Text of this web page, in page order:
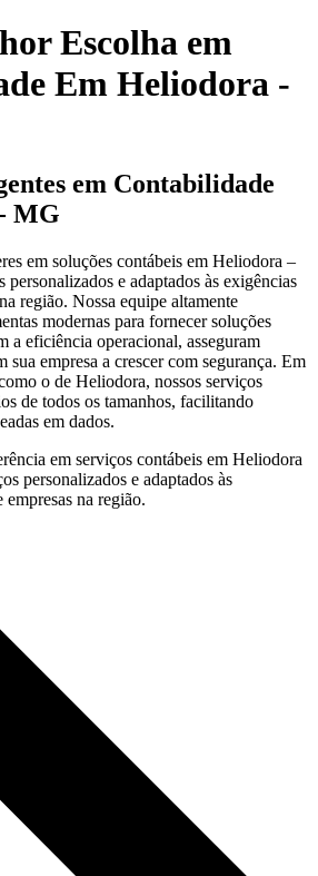
Escolha em
Em Heliodora -
em Contabilidade
MG
em soluções contábeis em Heliodora –
e adaptados às exigências
região. Nossa equipe altamente
modernas para fornecer soluções
a eficiência operacional, asseguram
sua empresa a crescer com segurança. Em
o de Heliodora, nossos serviços
de todos os tamanhos, facilitando
em dados.
em serviços contábeis em Heliodora
personalizados e adaptados às
na região.